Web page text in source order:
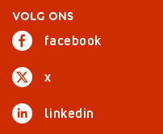
VOLG ONS
facebook
x
linkedin